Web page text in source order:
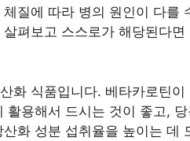
질에 따라 병의 원인이 다를
펴보고 스스로가 해당된다
화 식품입니다. 베타카로틴
활용해서 드시는 것이 좋고,
화 성분 섭취율을 높이는 데